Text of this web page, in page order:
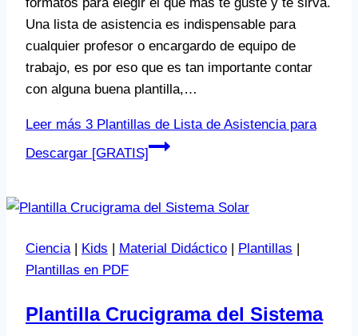
Una lista de asistencia es indispensable para
cualquier profesor o encargardo de equipo de
trabajo, es por eso que es tan importante contar
con alguna buena plantilla,…
Leer más 3 Plantillas de Lista de Asistencia para
Descargar [GRATIS]
Ciencia| Kids | Material Didáctico | Plantillas |
Plantillas en PDF
Plantilla Crucigrama del Sistema